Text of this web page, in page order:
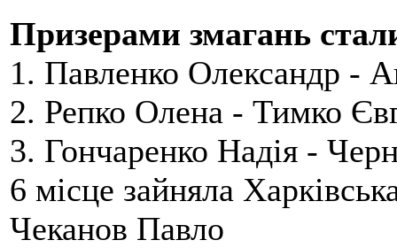
Призерами змагань
1. Павленко Олександр -
2. Репко Олена - Тимко
3. Гончаренко Надія -
6 місце зайняла
Чеканов Павло